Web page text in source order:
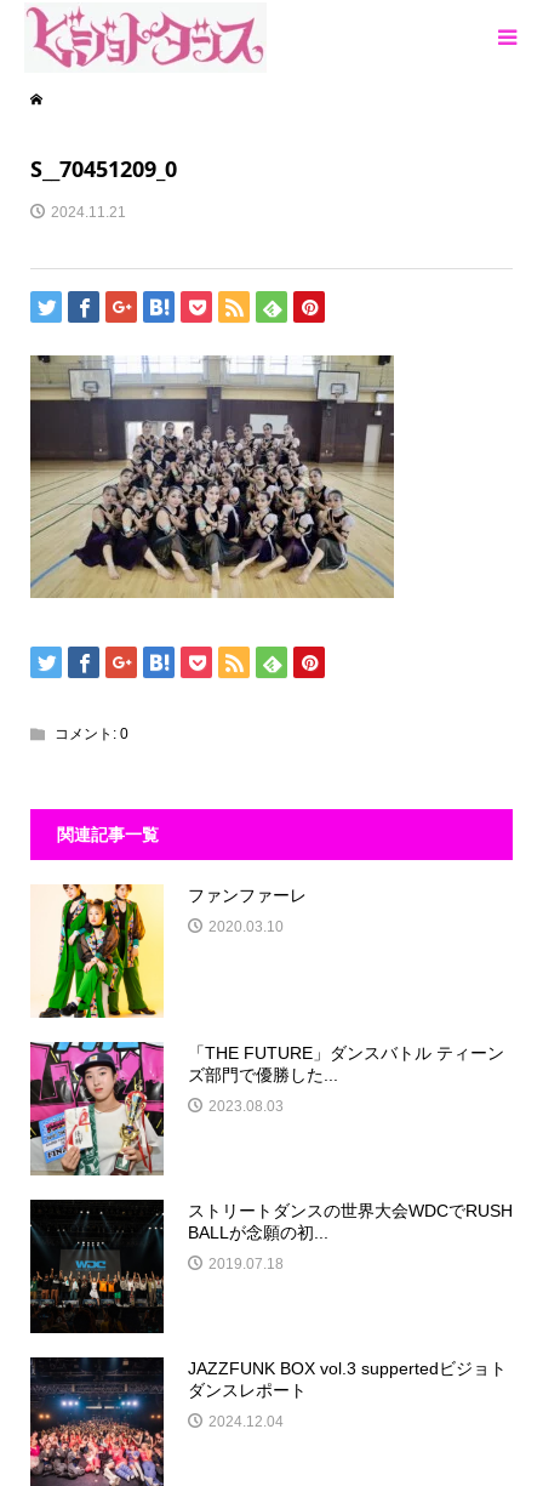
S__70451209_0
2024.11.21
コメント: 0
関連記事一覧
ファンファーレ
2020.03.10
「THE FUTURE」ダンスバトル ティーン
ズ部門で優勝した...
2023.08.03
ストリートダンスの世界大会WDCでRUSH
BALLが念願の初...
2019.07.18
JAZZFUNK BOX vol.3 suppertedビジョト
ダンスレポート
2024.12.04